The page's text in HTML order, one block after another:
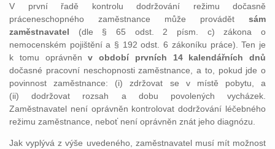
V první řadě kontrolu dodržování režimu dočasně
práceneschopného zaměstnance může provádět sám
zaměstnavatel (dle § 65 odst. 2 písm. c) zákona o
nemocenském pojištění a § 192 odst. 6 zákoníku práce). Ten je
k tomu oprávněnv období prvních 14 kalendářních dnů
dočasné pracovní neschopnosti zaměstnance, a to, pokud jde o
povinnost zaměstnance: (i) zdržovat se v místě pobytu, a
(ii) dodržovat rozsah a dobu povolených vycházek.
Zaměstnavatel není oprávněn kontrolovat dodržování léčebného
režimu zaměstnance, neboť není oprávněn znát jeho diagnózu.
Jak vyplývá z výše uvedeného, zaměstnavatel musí mít možnost